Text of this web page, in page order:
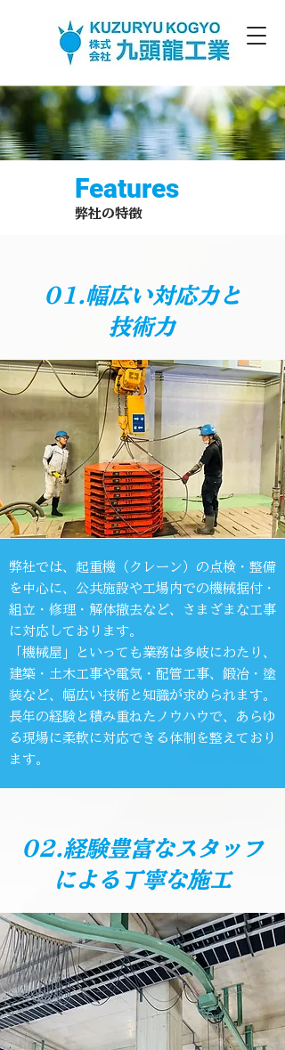
Features
弊社の特徴
01.幅広い対応力と
技術力
弊社では、起重機（クレーン）の点検・整備
を中心に、公共施設や工場内での機械据付・
組立・修理・解体撤去など、さまざまな工事
に対応しております。
「機械屋」といっても業務は多岐にわたり、
建築・土木工事や電気・配管工事、鍛冶・塗
装など、幅広い技術と知識が求められます。
長年の経験と積み重ねたノウハウで、あらゆ
る現場に柔軟に対応できる体制を整えており
ます。
02.経験豊富なスタッフ
による丁寧な施工